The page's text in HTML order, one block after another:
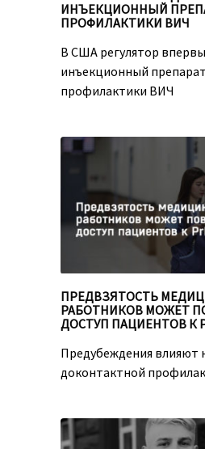
ИНЪЕКЦИОННЫЙ
ПРОФИЛАКТИКИ ВИЧ
В США регулятор
инъекционный
профилактики ВИЧ
ПРЕДВЗЯТОСТЬ
РАБОТНИКОВ МОЖЕТ
ДОСТУП ПАЦИЕНТОВ К
Предубеждения влияют
доконтактной